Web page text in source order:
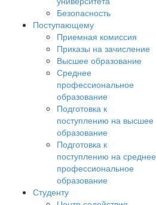
Безопасность
Поступающему
Приемная комиссия
Приказы на зачисление
Высшее образование
Среднее
профессиональное
образование
Подготовка к
поступлению на высшее
образование
Подготовка к
поступлению на среднее
профессиональное
образование
Студенту